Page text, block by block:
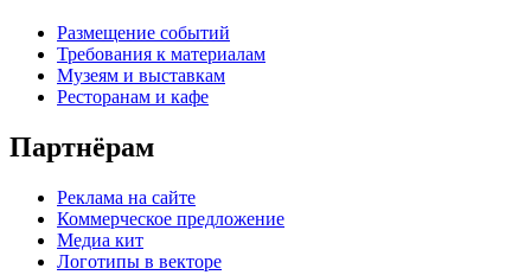
Размещение событий
Требования к материалам
Музеям и выставкам
Ресторанам и кафе
Партнёрам
Реклама на сайте
Коммерческое предложение
Медиа кит
Логотипы в векторе